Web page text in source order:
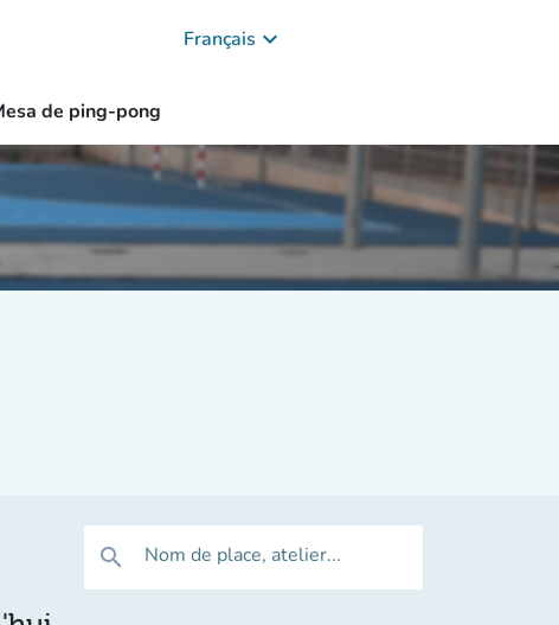
Français keyboard_arrow_down
de ping-pong
search Nom de place, atelier...